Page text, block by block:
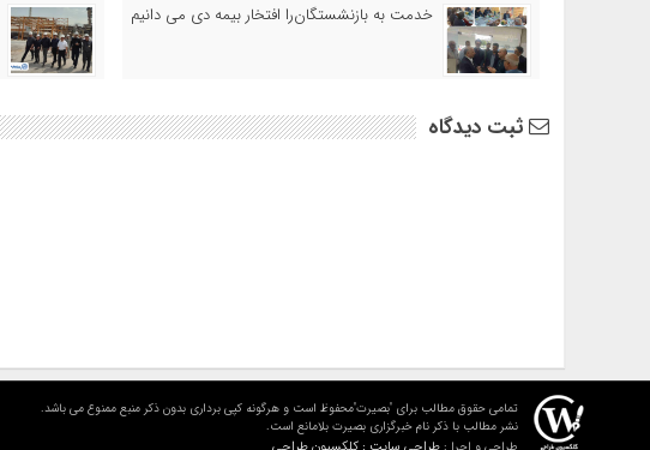
خدمت به بازنشستگان‌را افتخار بیمه دی می دانیم
ثبت دیدگاه
تمامی حقوق مطالب برای "بصیرت"محفوظ است و هرگونه کپی برداری بدون ذکر منبع ممنوع می باشد.
نشر مطالب با ذکر نام خبرگزاری بصیرت بلامانع است.